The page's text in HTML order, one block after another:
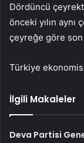
Dördüncü
önceki yılın
çeyreğe göre
Türkiye
İlgili Makaleler
Deva Partisi